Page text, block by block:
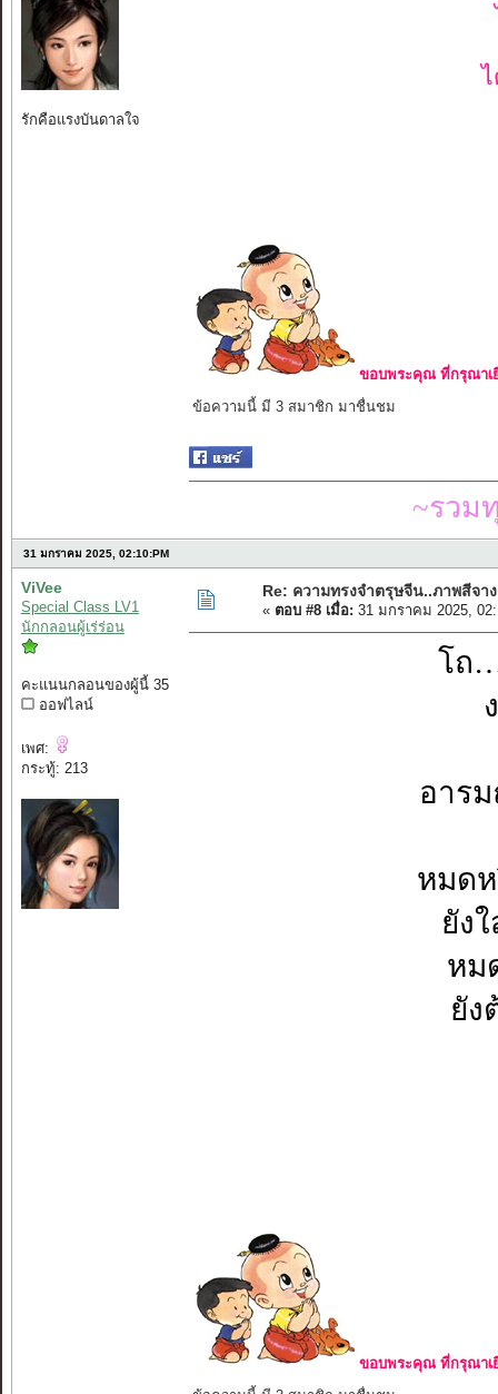
รักคือแรงบันดาลใจ
ขอบพระคุณ ที่กรุณาเ
ข้อความนี้ มี 3 สมาชิก มาชื่นชม
~รวม
31 มกราคม 2025, 02:10:PM
ViVee
Special Class LV1
นักกลอนผู้เร่ร่อน
คะแนนกลอนของผู้นี้ 35
ออฟไลน์
เพศ:
กระทู้: 213
Re: ความทรงจำตรุษจีน..ภาพสีจาง
« ตอบ #8 เมื่อ: 31 มกราคม 2025,
โถ
อาร
หมด
ยัง
หม
ยัง
ขอบพระคุณ ที่กรุณาเ